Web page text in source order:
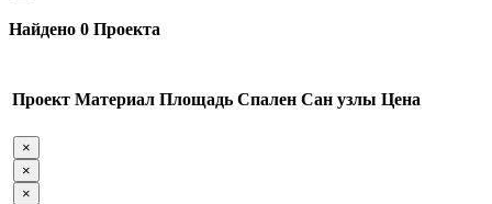
Найдено 0 Проекта
Проект Материал Площадь Спален Сан узлы Цена
×
×
×